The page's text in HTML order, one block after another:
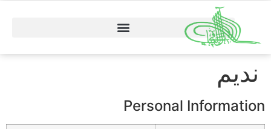
نديم
Personal Information